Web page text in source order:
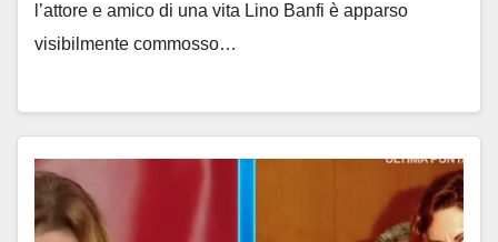
l’attore e amico di una vita Lino Banfi è apparso
visibilmente commosso…